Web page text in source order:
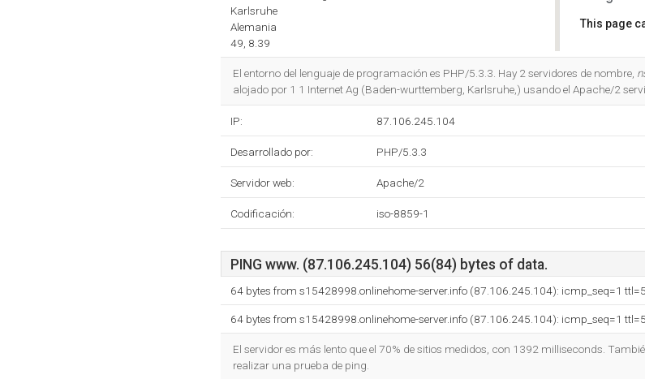
Karlsruhe
Alemania
49, 8.39
This page
El entorno del lenguaje de programación es PHP/5.3.3. Hay 2 servidores de nombre,
alojado por 1 1 Internet Ag (Baden-wurttemberg, Karlsruhe,) usando el Apache/2
IP: 87.106.245.104
Desarrollado por: PHP/5.3.3
Servidor web: Apache/2
Codificación: iso-8859-1
PING www. (87.106.245.104) 56(84) bytes of data.
64 bytes from s15428998.onlinehome-server.info (87.106.245.104): icmp_seq=1
64 bytes from s15428998.onlinehome-server.info (87.106.245.104): icmp_seq=1
El servidor es más lento que el 70% de sitios medidos, con 1392 milliseconds.
realizar una prueba de ping.